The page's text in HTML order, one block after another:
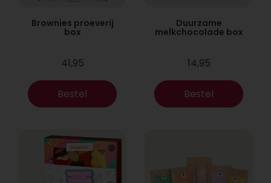
Brownies proeverij
box
41,95
Bestel
Duurzame
melkchocolade box
14,95
Bestel